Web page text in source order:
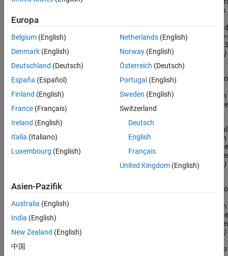
settings
R2024a)
coder.inline
inlining
function
Inline
function
R2024a)
inlining
function
R2024a)
coder.unroll
Europa
Belgium (English)
Denmark (English)
Deutschland (Deutsch)
España (Español)
Finland (English)
France (Français)
Ireland (English)
Italia (Italiano)
Luxembourg (English)
Netherlands(English)
Norway(English)
Österreich (Deutsch)
Portugal (English)
Sweden (English)
Switzerland
Deutsch
English
Français
United Kingdom(English)
Asien-Pazifik
Australia (English)
India (English)
New Zealand (English)
中国